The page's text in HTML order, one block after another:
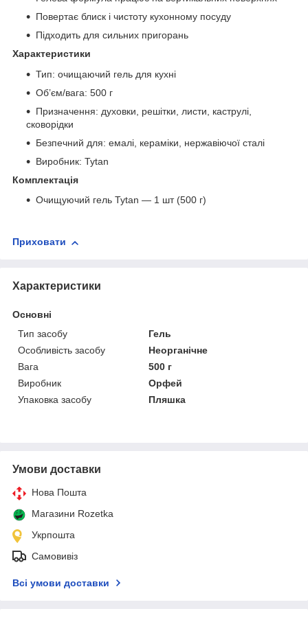
Повертає блиск і чистоту кухонному посуду
Підходить для сильних пригорань
Характеристики
Тип: очищаючий гель для кухні
Об’єм/вага: 500 г
Призначення: духовки, решітки, листи, каструлі,
сковорідки
Безпечний для: емалі, кераміки, нержавіючої сталі
Виробник: Tytan
Комплектація
Очищуючий гель Tytan — 1 шт (500 г)
Приховати
Характеристики
Основні
Тип засобу
Гель
Особливість засобу
Неорганічне
Вага
500 г
Виробник
Орфей
Упаковка засобу
Пляшка
Умови доставки
Нова Пошта
Магазини Rozetka
Укрпошта
Самовивіз
Всі умови доставки